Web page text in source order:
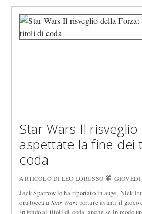
Star Wars Il risveglio
aspettate la fine dei
coda
ARTICOLO DI LEO LORUSSO
Jack Sparrow lo ha riportato in auge, Nick
ora tocca a Star Wars portare avanti il gioco
in fondo ai titoli di coda, anche se in modo